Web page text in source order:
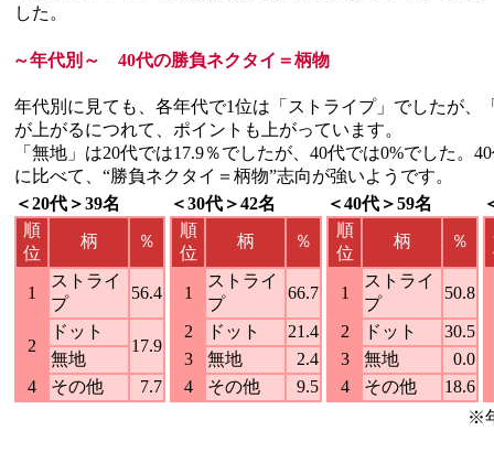
した。
～年代別～ 40代の勝負ネクタイ＝柄物
年代別に見ても、各年代で1位は「ストライプ」でしたが、
が上がるにつれて、ポイントも上がっています。
「無地」は20代では17.9％でしたが、40代では0%でした。
に比べて、“勝負ネクタイ＝柄物”志向が強いようです。
＜20代＞39名
順
位
柄 ％
1
ストライ
プ
56.4
2
ドット
17.9
無地
4
その他 7.7
＜30代＞42名
順
位
柄 ％
1
ストライ
プ
66.7
2 ドット
21.4
3
無地
2.4
4
その他 9.5
＜40代＞59名
順
位
柄 ％
1
ストライ
プ
50.8
2 ドット
30.5
3
無地
0.0
4
その他 18.6
※